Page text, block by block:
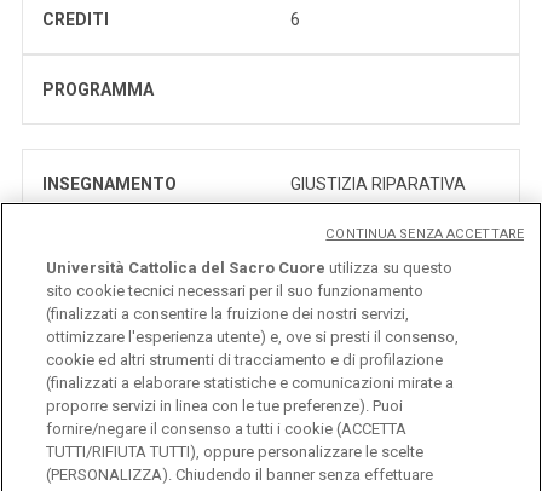
CREDITI 6
PROGRAMMA
INSEGNAMENTO
GIUSTIZIA RIPARATIVA
CREDITI 6
PROGRAMMA
INSEGNAMENTO
MEDICINA LEGALE E DELLE
ASSICURAZIONI (MEDS-
Università Cattolica del Sacro Cuore utilizza su questo
sito cookie tecnici necessari per il suo funzionamento
(finalizzati a consentire la fruizione dei nostri servizi,
ottimizzare l'esperienza utente) e, ove si presti il consenso,
cookie ed altri strumenti di tracciamento e di profilazione
(finalizzati a elaborare statistiche e comunicazioni mirate a
proporre servizi in linea con le tue preferenze). Puoi
fornire/negare il consenso a tutti i cookie (ACCETTA
TUTTI/RIFIUTA TUTTI), oppure personalizzare le scelte
(PERSONALIZZA). Chiudendo il banner senza effettuare
CONTINUA SENZA ACCETTARE